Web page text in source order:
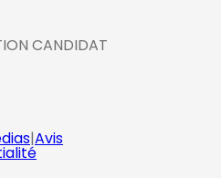
CANDIDAT
|Avis